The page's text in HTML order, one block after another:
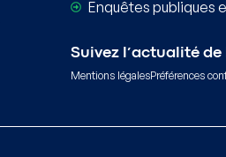
Enquêtes publiques
Suivez l’actualité de
Mentions légalesPréférences